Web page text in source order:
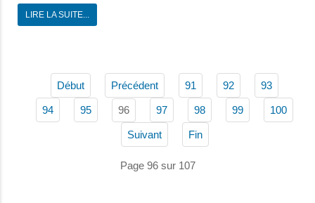
LIRE LA SUITE...
Début Précédent 91 92 93
94 95 96 97 98 99 100
Suivant Fin
Page 96 sur 107